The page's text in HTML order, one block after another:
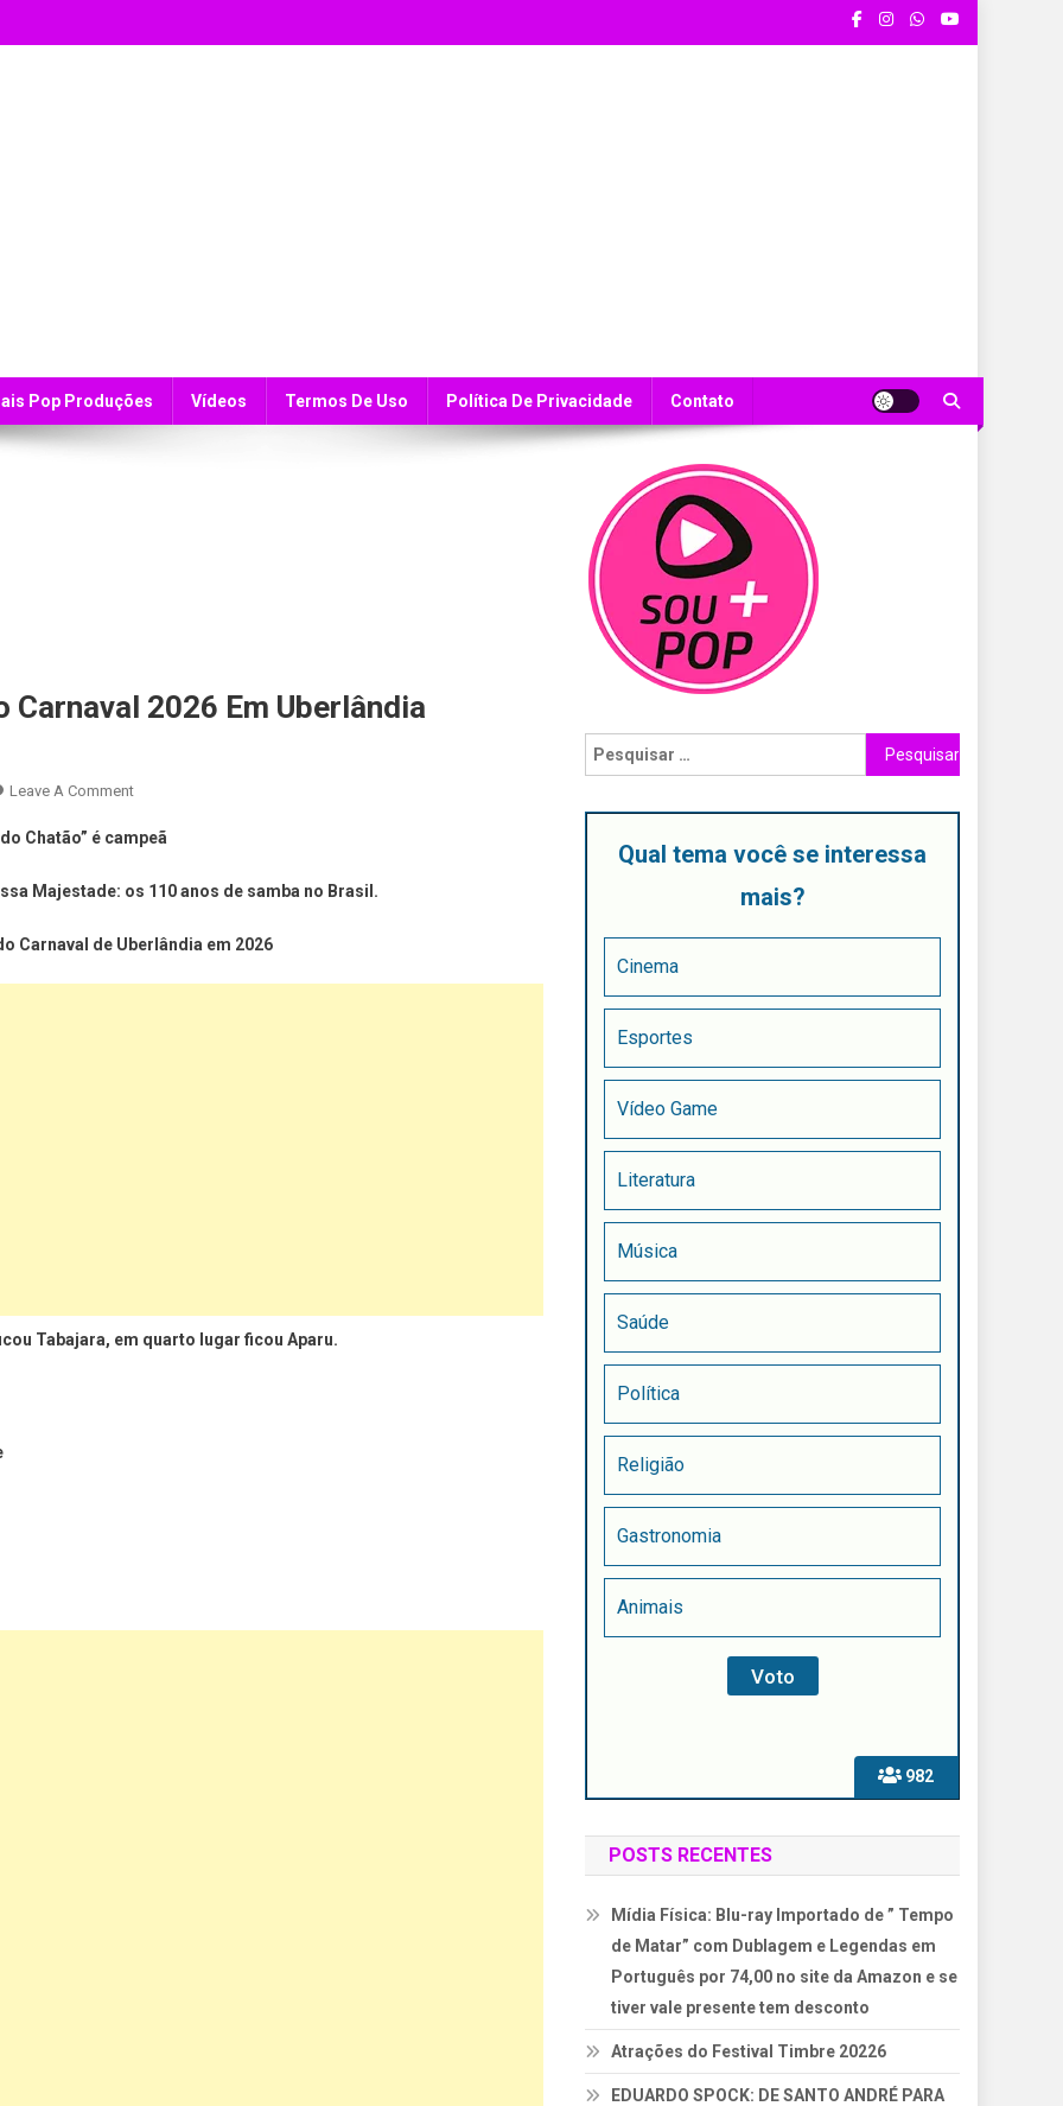
Pop Produções Vídeos Termos De Uso Política De Privacidade Contato
Carnaval 2026 Em Uberlândia
Leave A Comment
Chatão” é campeã
Majestade: os 110 anos de samba no Brasil.
Carnaval de Uberlândia em 2026
Tabajara, em quarto lugar ficou Aparu.
982
Qual tema você se interessa
mais?
Cinema
Esportes
Vídeo Game
Literatura
Música
Saúde
Política
Religião
Gastronomia
Animais
POSTS RECENTES
Mídia Física: Blu-ray Importado de ” Tempo
de Matar” com Dublagem e Legendas em
Português por 74,00 no site da Amazon e se
tiver vale presente tem desconto
Atrações do Festival Timbre 20226
EDUARDO SPOCK: DE SANTO ANDRÉ PARA